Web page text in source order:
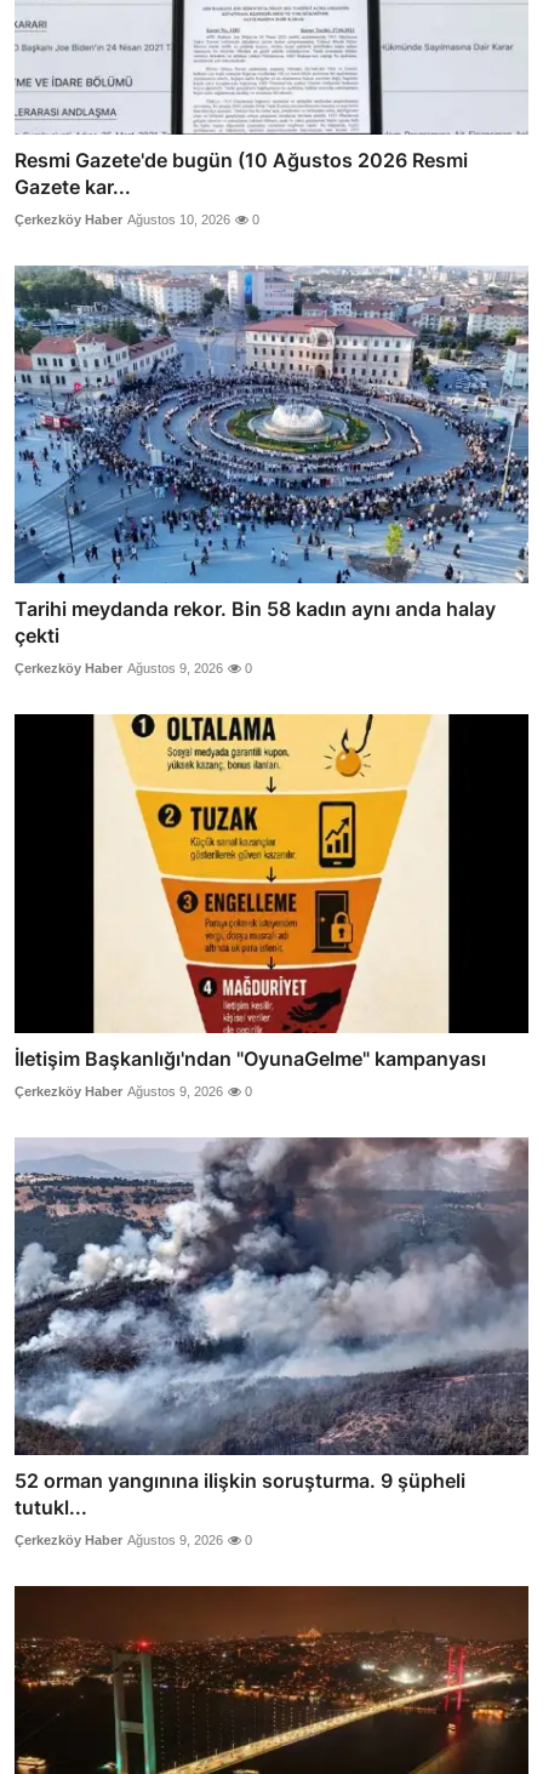
Resmi Gazete'de bugün (10 Ağustos 2026 Resmi
Gazete kar...
Çerkezköy Haber Ağustos 10, 2026 0
Tarihi meydanda rekor. Bin 58 kadın aynı anda halay
çekti
Çerkezköy Haber Ağustos 9, 2026 0
İletişim Başkanlığı'ndan "OyunaGelme" kampanyası
Çerkezköy Haber Ağustos 9, 2026 0
52 orman yangınına ilişkin soruşturma. 9 şüpheli
tutukl...
Çerkezköy Haber Ağustos 9, 2026 0